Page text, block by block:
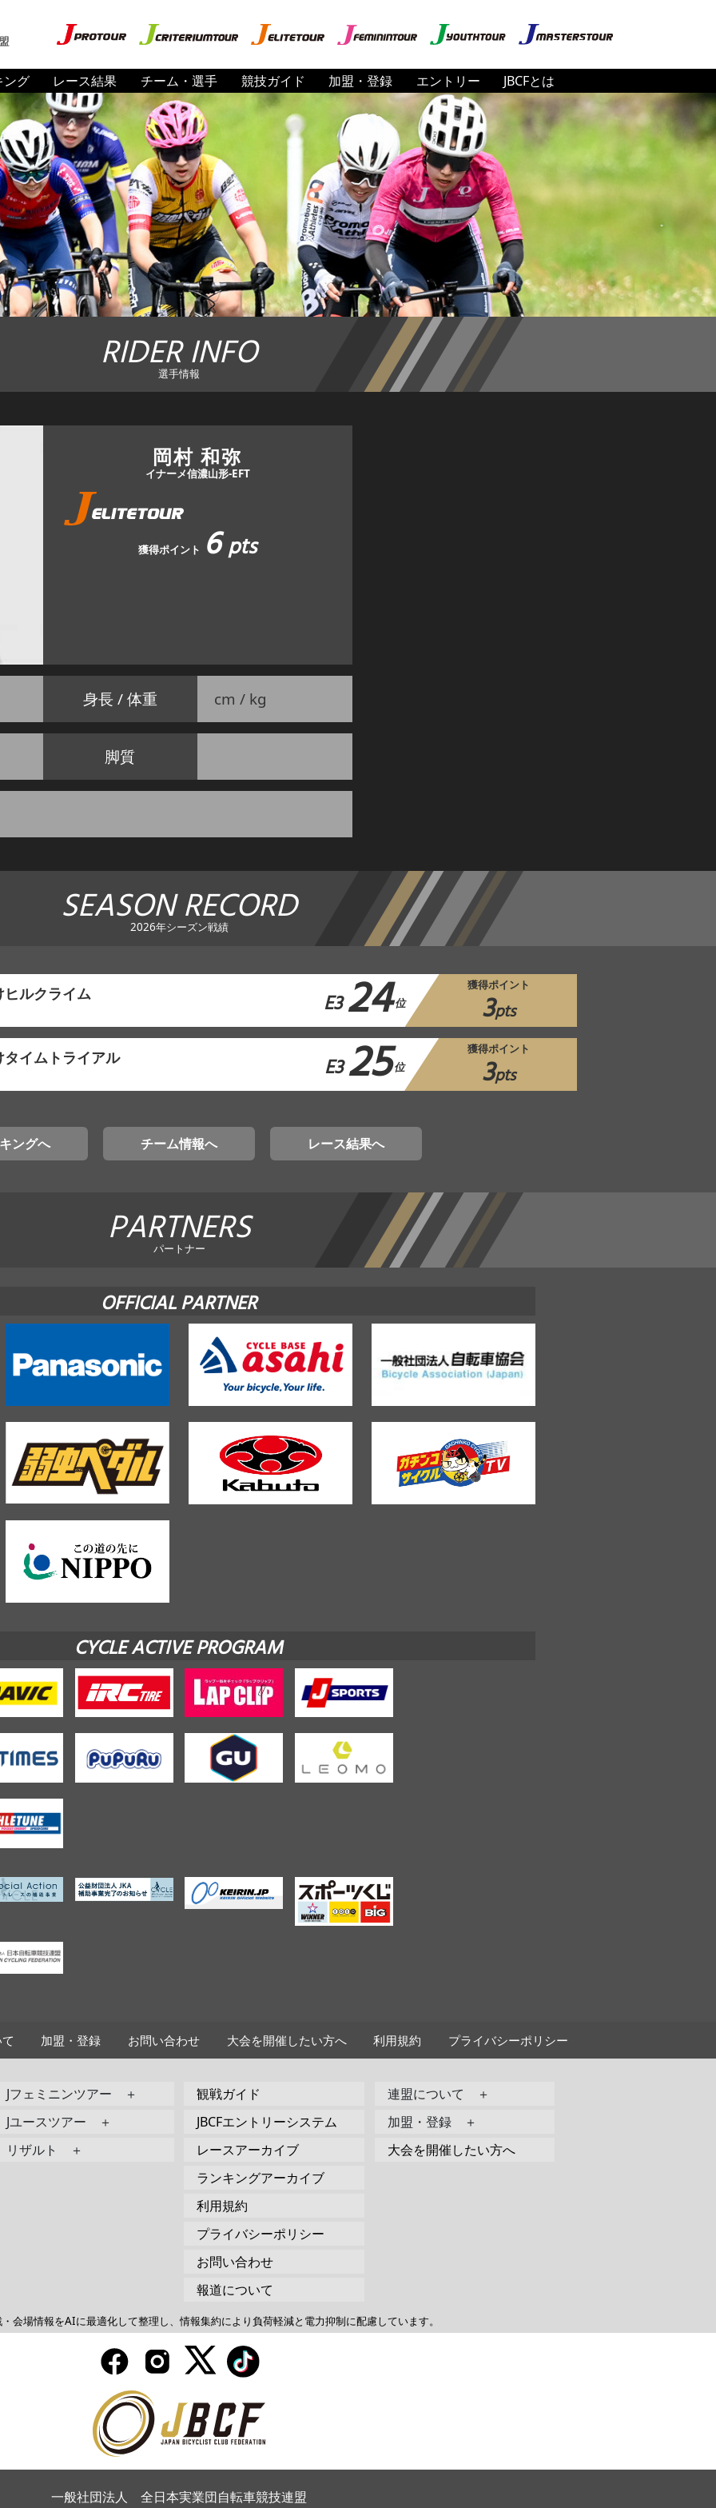
ング レース結果 チーム・選手 競技ガイド 加盟・登録 エントリー JBCFとは
RIDER INFO
選手情報
岡村 和弥
イナーメ信濃山形-EFT
獲得ポイント 6pts
身長 / 体重 cm / kg
脚質
SEASON RECORD
2026年シーズン戦績
ルクライム E324位
獲得ポイント
3pts
イムトライアル E325 位
獲得ポイント
3pts
ングへ チーム情報へ レース結果へ
PARTNERS
パートナー
OFFICIAL PARTNER
CYCLE ACTIVE PROGRAM
加盟・登録 お問い合わせ 大会を開催したい方へ 利用規約 プライバシーポリシー
Jフェミニンツアー ＋
Jユースツアー ＋
リザルト ＋
観戦ガイド
JBCFエントリーシステム
レースアーカイブ
ランキングアーカイブ
利用規約
プライバシーポリシー
お問い合わせ
報道について
連盟について ＋
加盟・登録 ＋
大会を開催したい方へ
会場情報をAIに最適化して整理し、情報集約により負荷軽減と電力抑制に配慮しています。
一般社団法人 全日本実業団自転車競技連盟